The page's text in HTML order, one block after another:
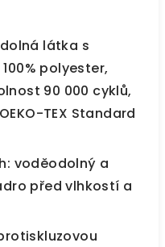
látka s
polyester,
90 000 cyklů,
TEX Standard
voděodolný a
před vlhkostí a